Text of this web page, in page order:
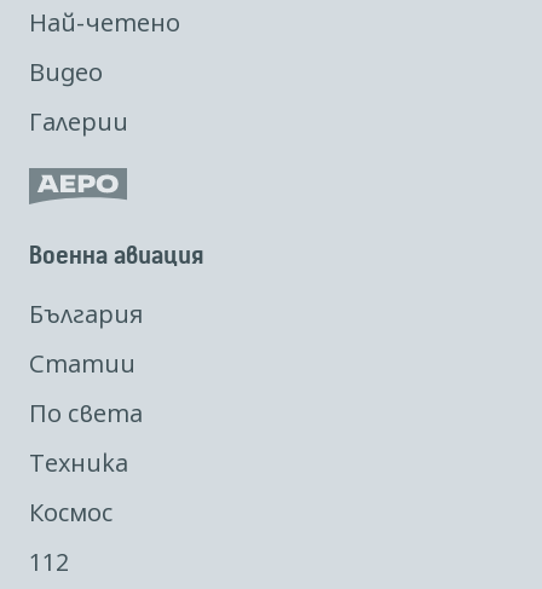
Най-четено
Видео
Галерии
Военна авиация
България
Статии
По света
Техника
Космос
112